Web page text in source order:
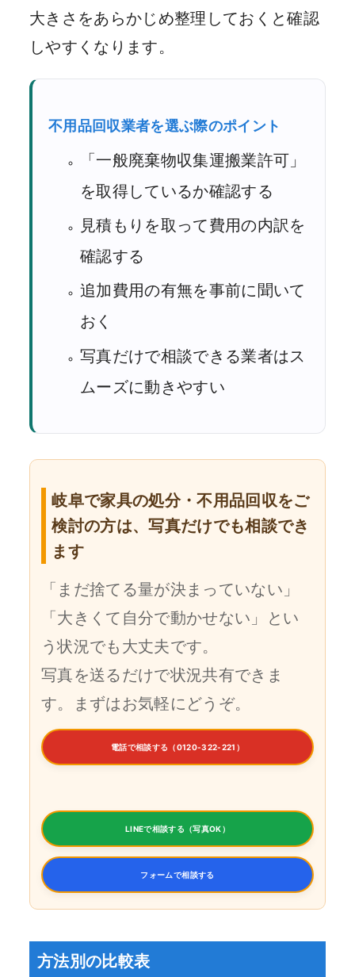
大きさをあらかじめ整理しておくと確認
しやすくなります。
不用品回収業者を選ぶ際のポイント
「一般廃棄物収集運搬業許可」
を取得しているか確認する
見積もりを取って費用の内訳を
確認する
追加費用の有無を事前に聞いて
おく
写真だけで相談できる業者はス
ムーズに動きやすい
岐阜で家具の処分・不用品回収をご
検討の方は、写真だけでも相談でき
ます
「まだ捨てる量が決まっていない」
「大きくて自分で動かせない」とい
う状況でも大丈夫です。
写真を送るだけで状況共有できま
す。まずはお気軽にどうぞ。
電話で相談する（0120-322-221）
LINEで相談する（写真OK）
フォームで相談する
方法別の比較表